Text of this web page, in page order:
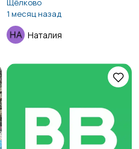
Щёлково
1 месяц назад
Наталия